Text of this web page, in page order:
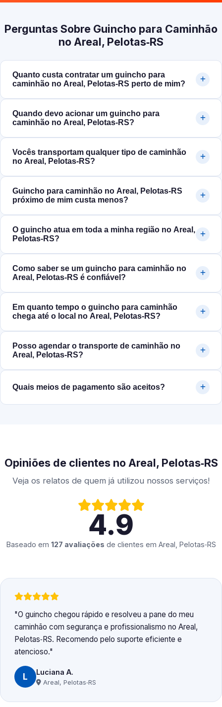
Perguntas Sobre Guincho para Caminhão
no Areal, Pelotas‑RS
Quanto custa contratar um guincho para
caminhão no Areal, Pelotas‑RS perto de mim?
Quando devo acionar um guincho para
caminhão no Areal, Pelotas‑RS?
Vocês transportam qualquer tipo de caminhão
no Areal, Pelotas‑RS?
Guincho para caminhão no Areal, Pelotas‑RS
próximo de mim custa menos?
O guincho atua em toda a minha região no Areal,
Pelotas‑RS?
Como saber se um guincho para caminhão no
Areal, Pelotas‑RS é confiável?
Em quanto tempo o guincho para caminhão
chega até o local no Areal, Pelotas‑RS?
Posso agendar o transporte de caminhão no
Areal, Pelotas‑RS?
Quais meios de pagamento são aceitos?
Opiniões de clientes no Areal, Pelotas‑RS
Veja os relatos de quem já utilizou nossos serviços!
4.9
Baseado em 127 avaliações de clientes em Areal, Pelotas‑RS
O guincho chegou rápido e resolveu a pane do meu
caminhão com segurança e profissionalismo no Areal,
Pelotas‑RS. Recomendo pelo suporte eficiente e
atencioso.
L Luciana A.
Areal, Pelotas‑RS